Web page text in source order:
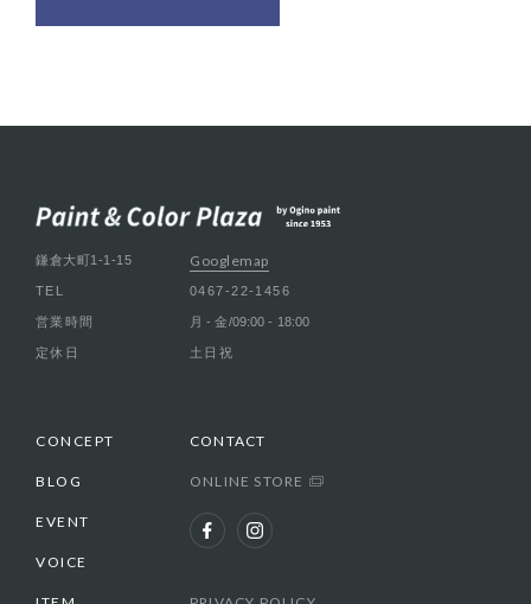
鎌倉大町1-1-15 Googlemap
TEL 0467-22-1456
営業時間 月 - 金/09:00 - 18:00
定休日 土日祝
CONCEPT
BLOG
EVENT
VOICE
CONTACT
ONLINE STORE